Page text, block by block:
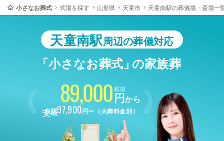
小さなお葬式 式場を探す 山形県 天童市 天童南駅の葬儀場・斎場一
天童南駅周辺の葬儀対応
「小さなお葬式」の家族葬
89,000 税抜
円から
税込97,900円〜（火葬料金別）